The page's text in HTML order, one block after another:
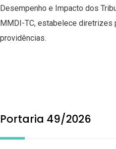
Desempenho e Impacto dos
MMDI-TC, estabelece diretrizes
providências.
Portaria 49/2026